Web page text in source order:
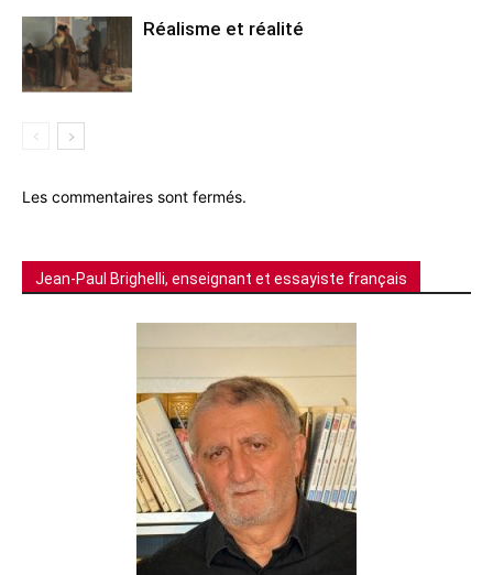
Réalisme et réalité
Les commentaires sont fermés.
Jean-Paul Brighelli, enseignant et essayiste français